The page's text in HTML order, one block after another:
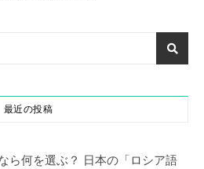
最近の投稿
ら何を選ぶ？ 日本の「ロシア語